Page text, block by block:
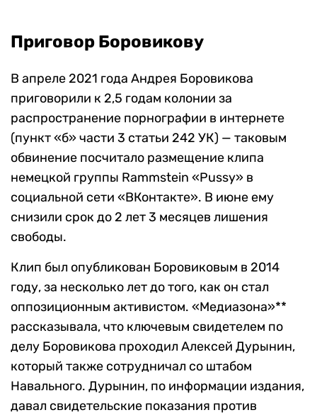
Приговор Боровикову
В апреле 2021 года Андрея Боровикова
приговорили к 2,5 годам колонии за
распространение порнографии в интернете
(пункт «б» части 3 статьи 242 УК) — таковым
обвинение посчитало размещение клипа
немецкой группы Rammstein «Pussy» в
социальной сети «ВКонтакте». В июне ему
снизили срок до 2 лет 3 месяцев лишения
свободы.
Клип был опубликован Боровиковым в 2014
году, за несколько лет до того, как он стал
оппозиционным активистом. «Медиазона»**
рассказывала, что ключевым свидетелем по
делу Боровикова проходил Алексей Дурынин,
который также сотрудничал со штабом
Навального. Дурынин, по информации издания,
давал свидетельские показания против